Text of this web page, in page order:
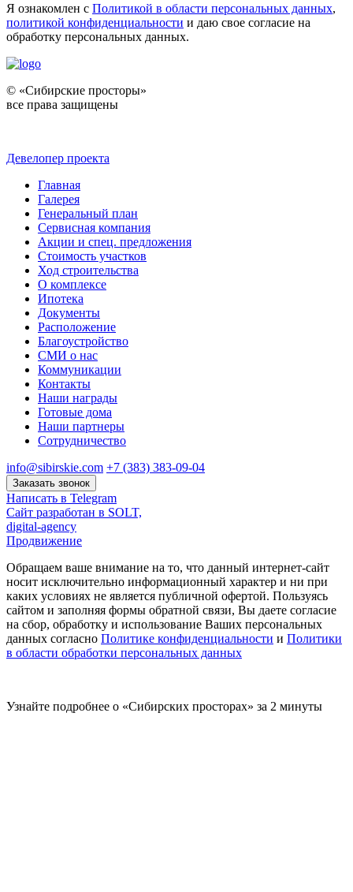
Я ознакомлен с Политикой в области персональных данных,
политикой конфиденциальности и даю свое согласие на
обработку персональных данных.
© «Сибирские просторы»
все права защищены
Девелопер проекта
Главная
Галерея
Генеральный план
Сервисная компания
Акции и спец. предложения
Стоимость участков
Ход строительства
О комплексе
Ипотека
Документы
Расположение
Благоустройство
СМИ о нас
Коммуникации
Контакты
Наши награды
Готовые дома
Наши партнеры
Сотрудничество
info@sibirskie.com +7 (383) 383-09-04
Заказать звонок
Написать в Telegram
Сайт разработан в SOLT,
digital-agency
Продвижение
Обращаем ваше внимание на то, что данный интернет-сайт
носит исключительно информационный характер и ни при
каких условиях не является публичной офертой. Пользуясь
сайтом и заполняя формы обратной связи, Вы даете согласие
на сбор, обработку и использование Ваших персональных
данных согласно Политике конфиденциальности и Политики
в области обработки персональных данных
Узнайте подробнее о «Сибирских просторах» за 2 минуты